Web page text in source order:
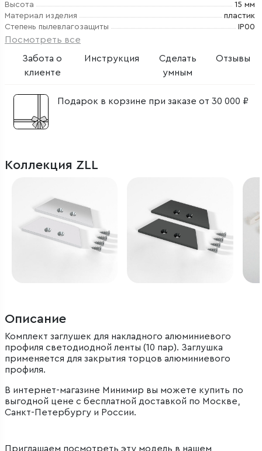
Высота
15 мм
Материал изделия
пластик
Степень пылевлагозащиты
IP00
Посмотреть все
Забота о
клиенте
Инструкция
Сделать
умным
Отзывы
Подарок в корзине при заказе от 30 000 ₽
Коллекция ZLL
Описание
Комплект заглушек для накладного алюминиевого
профиля светодиодной ленты (10 пар). Заглушка
применяется для закрытия торцов алюминиевого
профиля.
В интернет-магазине Минимир вы можете купить по
выгодной цене с бесплатной доставкой по Москве,
Санкт-Петербургу и России.
Приглашаем посмотреть эту модель в нашем